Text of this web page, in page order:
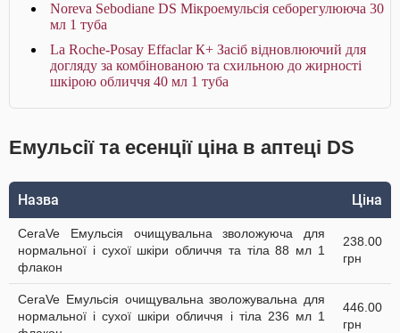
Noreva Sebodiane DS Мікроемульсія себорегулююча 30
мл 1 туба
La Roche-Posay Effaclar К+ Засіб відновлюючий для
догляду за комбінованою та схильною до жирності
шкірою обличчя 40 мл 1 туба
Емульсії та есенції ціна в аптеці DS
Назва Ціна
CeraVe Емульсія очищувальна зволожуюча для
нормальної і сухої шкіри обличчя та тіла 88 мл 1
флакон
238.00
грн
CeraVe Емульсія очищувальна зволожувальна для
нормальної і сухої шкіри обличчя і тіла 236 мл 1
446.00
грн